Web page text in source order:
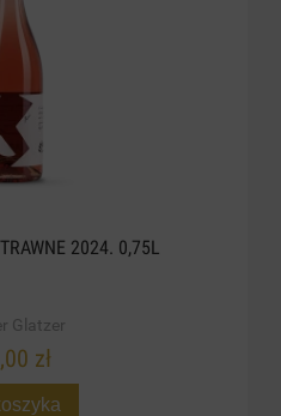
2024. 0,75L
Glatzer
zł